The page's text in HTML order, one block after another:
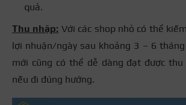
quả.
Thu nhập: Với các shop nhỏ có thể
lợi nhuận/ngày sau khoảng 3 – 6
mới cũng có thể dễ dàng đạt được
nếu đi đúng hướng.